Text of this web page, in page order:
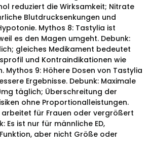
reduziert die Wirksamkeit; Nitrate
Blutdrucksenkungen und
Mythos 8: Tastylia ist
es den Magen umgeht. Debunk:
gleiches Medikament bedeutet
und Kontraindikationen wie
Mythos 9: Höhere Dosen von Tastylia
Ergebnisse. Debunk: Maximale
täglich; Überschreitung der
ohne Proportionalleistungen.
arbeitet für Frauen oder vergrößert
Es ist nur für männliche ED,
aber nicht Größe oder